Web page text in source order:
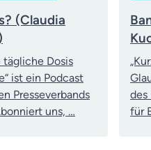
(Claudia
tägliche Dosis
ist ein Podcast
Presseverbands
uns, …
des
für